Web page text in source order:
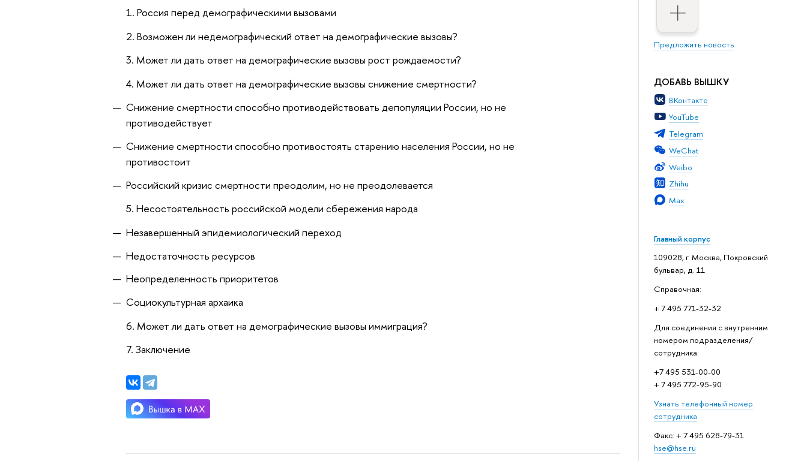
Предложить новость
ДОБАВЬ ВЫШКУ
ВКонтакте
YouTube
Telegram
WeChat
Weibo
Zhihu
Max
Главный корпус
109028, г. Москва, Покровский
бульвар, д. 11
Справочная:
+ 7 495 771-32-32
Для соединения с внутренним
номером подразделения/
сотрудника:
+7 495 531-00-00
+ 7 495 772-95-90
Узнать телефонный номер
сотрудника
Факс: + 7 495 628-79-31
hse@hse.ru
1. Россия перед демографическими вызовами
2. Возможен ли недемографический ответ на демографические вызовы?
3. Может ли дать ответ на демографические вызовы рост рождаемости?
4. Может ли дать ответ на демографические вызовы снижение смертности?
Снижение смертности способно противодействовать депопуляции России, но не
противодействует
Снижение смертности способно противостоять старению населения России, но не
противостоит
Российский кризис смертности преодолим, но не преодолевается
5. Несостоятельность российской модели сбережения народа
Незавершенный эпидемиологический переход
Недостаточность ресурсов
Неопределенность приоритетов
Социокультурная архаика
6. Может ли дать ответ на демографические вызовы иммиграция?
7. Заключение